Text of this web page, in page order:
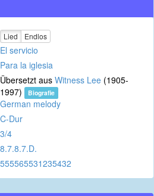
Lied Endlos
El servicio
Para la iglesia
Übersetzt aus Witness Lee (1905-
1997)
Biografie
German melody
C-Dur
3/4
8.7.8.7.D.
555565531235432